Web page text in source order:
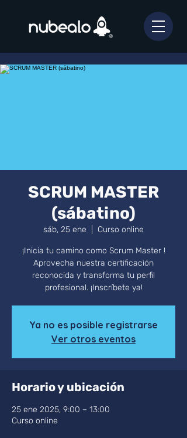
SCRUM MASTER
(sábatino)
sáb, 25 ene Curso online
¡Inicia tu camino como Scrum Master !
Aprovecha nuestra certificación
reconocida y transforma tu perfil
profesional. ¡Inscríbete ya!
Ya no es posible registrarse
Ver otros eventos
Horario y ubicación
25 ene 2025, 9:00 – 13:00
Curso online